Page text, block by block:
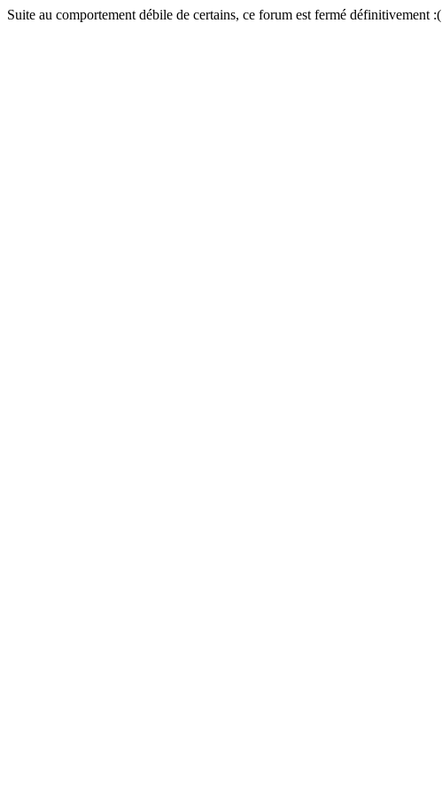
Suite au comportement débile de certains, ce forum est fermé définitivement :(